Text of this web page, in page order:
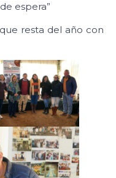
espera”
resta del año con